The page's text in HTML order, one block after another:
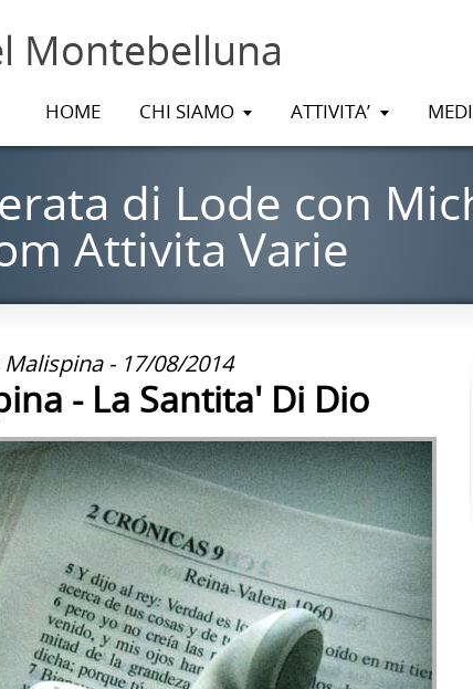
Montebelluna
HOME CHI SIAMO ATTIVITA’
di Lode con
Attivita Varie
Malispina - 17/08/2014
- La Santita' Di Dio